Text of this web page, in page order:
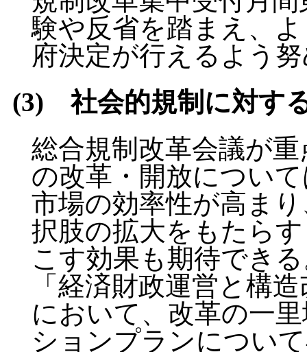
験や反省を踏まえ、
府決定が行えるよう
(3) 社会的規制に対す
総合規制改革会議が
の改革・開放につい
市場の効率性が高ま
択肢の拡大をもたら
こす効果も期待でき
「経済財政運営と構
において、改革の一
ションプランについ